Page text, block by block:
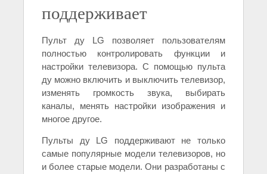
поддерживает
Пульт ду LG позволяет пользователям
полностью контролировать функции и
настройки телевизора. С помощью пульта
ду можно включить и выключить телевизор,
изменять громкость звука, выбирать
каналы, менять настройки изображения и
многое другое.
Пульты ду LG поддерживают не только
самые популярные модели телевизоров, но
и более старые модели. Они разработаны с